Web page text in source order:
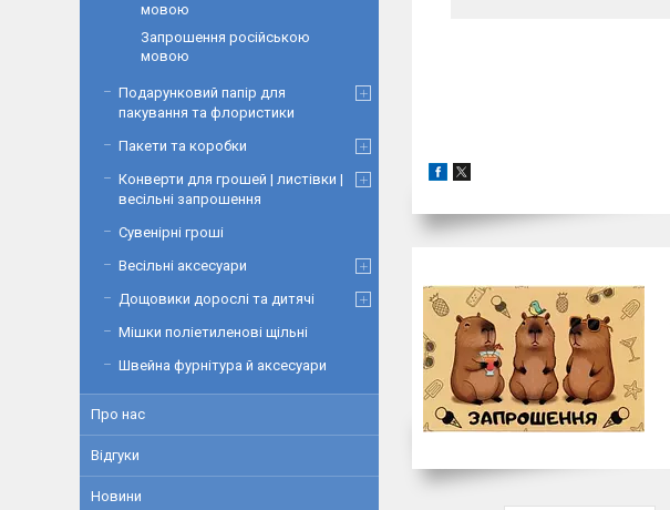
мовою
Запрошення російською
мовою
Подарунковий папір для
пакування та флористики
Пакети та коробки
Конверти для грошей | листівки |
весільні запрошення
Сувенірні гроші
Весільні аксесуари
Дощовики дорослі та дитячі
Мішки поліетиленові щільні
Швейна фурнітура й аксесуари
Про нас
Відгуки
Новини